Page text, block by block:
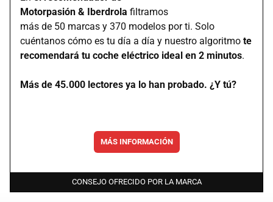
Motorpasión & Iberdrola filtramos
más de 50 marcas y 370 modelos por ti. Solo
cuéntanos cómo es tu día a día y nuestro algoritmo te
recomendará tu coche eléctrico ideal en 2 minutos.
Más de 45.000 lectores ya lo han probado. ¿Y tú?
MÁS INFORMACIÓN
CONSEJO OFRECIDO POR LA MARCA